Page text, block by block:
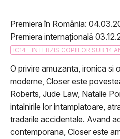
Premiera în România:
Premiera internațională
IC14 - INTERZIS COPIILOR SUB 14
O privire amuzanta, ironica si
moderne, Closer este
Roberts, Jude Law, Natalie
intalnirile lor intamplatoare,
tradarile accidentale. Avand
contemporana, Closer este